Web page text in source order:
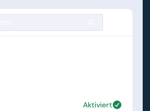
Aktiviert